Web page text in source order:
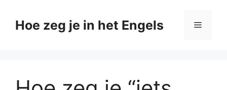
naarHoe zeg je in het Engels Menu